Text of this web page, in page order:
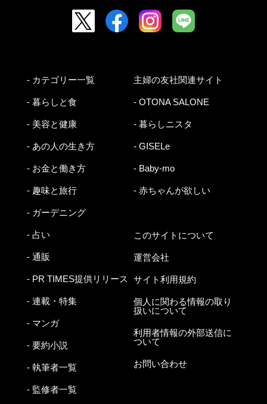
- カテゴリー一覧
- 暮らしと食
- 美容と健康
- あの人の生き方
- お金と働き方
- 趣味と旅行
- ガーデニング
- 占い
- 通販
- PR TIMES提供リリース
- 連載・特集
- マンガ
- 要約小説
- 執筆者一覧
- 監修者一覧
主婦の友社関連サイト
- OTONA SALONE
- 暮らしニスタ
- GISELe
- Baby-mo
- 赤ちゃんが欲しい
このサイトについて
運営会社
サイト利用規約
個人に関わる情報の取り
扱いについて
利用者情報の外部送信に
ついて
お問い合わせ